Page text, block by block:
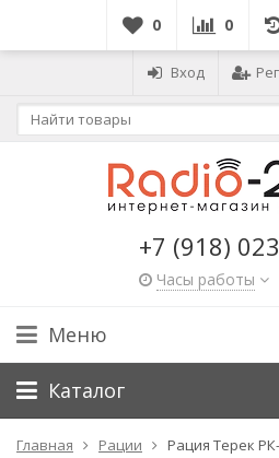
0 0
Вход
+7 (918)
Часы работы
Меню
Каталог
Главная Рации Рация Терек